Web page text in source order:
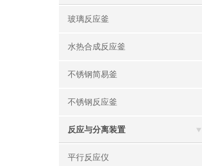
玻璃反应釜
水热合成反应釜
不锈钢简易釜
不锈钢反应釜
反应与分离装置
平行反应仪